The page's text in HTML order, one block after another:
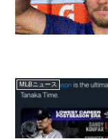
MLBニュース